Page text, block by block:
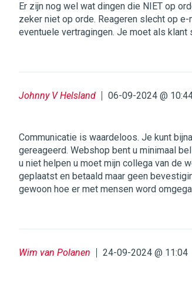
Er zijn nog wel wat dingen die NIET op
zeker niet op orde. Reageren slecht op
eventuele vertragingen. Je moet als
Johnny V Helsland 06-09-2024 @
Communicatie is waardeloos. Je kunt
gereageerd. Webshop bent u minimaal
u niet helpen u moet mijn collega van de
geplaatst en betaald maar geen
gewoon hoe er met mensen word
Wim van Polanen 24-09-2024 @ 11:04